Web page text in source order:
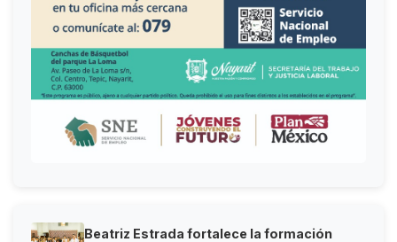
Beatriz Estrada fortalece la formación